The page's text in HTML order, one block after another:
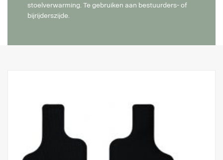
stoelverwarming. Te gebruiken aan bestuurders- of
bijrijderszijde.